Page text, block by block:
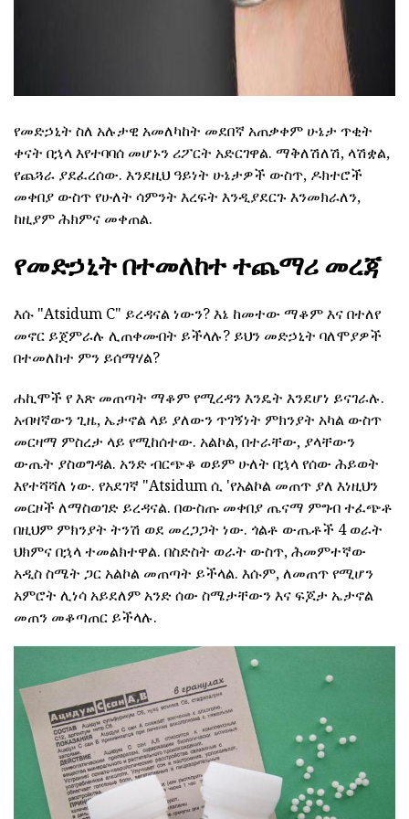
የመድኃኒት ስለ አሉታዊ አመለካከት መደበኛ አጠቃቀም ሁኔታ ጥቂት
ቀናት በኋላ እየተባባሰ መሆኑን ሪፖርት አድርገዋል. ማቅለሽለሽ, ላሽቋል,
የጨጓራ ያደፈረሰው. እንደዚህ ዓይነት ሁኔታዎች ውስጥ, ዶክተሮች
መቀበያ ውስጥ የሁለት ሳምንት እረፍት እንዲያደርጉ እንመክራለን,
ከዚያም ሕክምና መቀጠል.
የመድኃኒት በተመለከተ ተጨማሪ መረጃ
እሱ "Atsidum C" ይረዳናል ነውን? እኔ ከመተው ማቆም እና በተለየ
መኖር ይጀምራሉ ሊጠቀሙበት ይችላሉ? ይህን መድኃኒት ባለሞያዎች
በተመለከተ ምን ይሰማሃል?
ሐኪሞች የ እጽ መጠጣት ማቆም የሚረዳን እንዴት እንደሆነ ይናገራሉ.
አብዛኛውን ጊዜ, ኤታኖል ላይ ያለውን ጥገኝነት ምክንያት አካል ውስጥ
መርዛማ ምስረታ ላይ የሚከሰተው. አልኮል, በተራቸው, ያላቸውን
ውጤት ያስወግዳል. አንድ ብርጭቆ ወይም ሁለት በኋላ የሰው ሕይወት
እየተሻሻለ ነው. የአደገኛ "Atsidum ሲ 'የአልኮል መጠጥ ያለ እነዚህን
መርዞች ለማስወገድ ይረዳናል. በውስጡ መቀበያ ጤናማ ምግብ ተፈጭቶ
በዚህም ምክንያት ትንሽ ወደ መረጋጋት ነው. ጎልቶ ውጤቶች 4 ወራት
ህክምና በኋላ ተመልክተዋል. በስድስት ወራት ውስጥ, ሕመምተኛው
አዲስ ስሜት ጋር አልኮል መጠጣት ይችላል. እሱም, ለመጠጥ የሚሆን
አምሮት ሊነሳ አይደለም አንድ ሰው ስሜታቸውን እና ፍጆታ ኤታኖል
መጠን መቆጣጠር ይችላሉ.